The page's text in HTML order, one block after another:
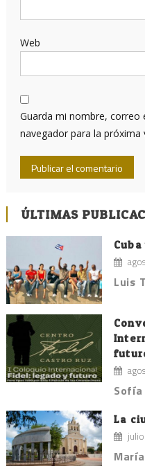
Web
Guarda mi nombre, correo
navegador para la próxima
ÚLTIMAS
Luis
La